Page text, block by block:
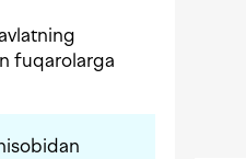
fuqarolarga